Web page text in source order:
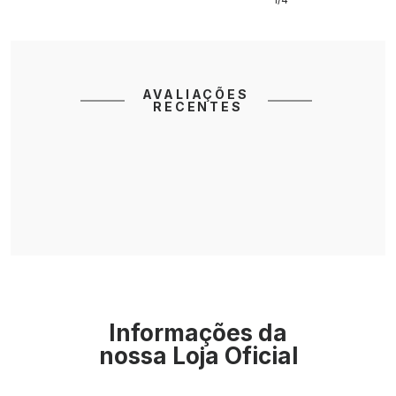
AVALIAÇÕES
RECENTES
Informações da
nossa Loja Oficial